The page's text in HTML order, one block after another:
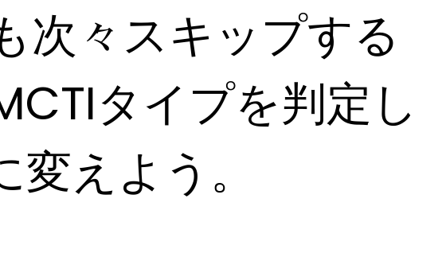
次々スキップする
タイプを判定し
えよう。